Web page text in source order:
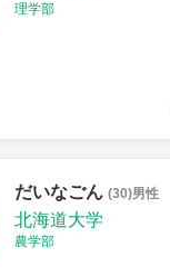
理学部
だいなごん (30)男性
北海道大学
農学部